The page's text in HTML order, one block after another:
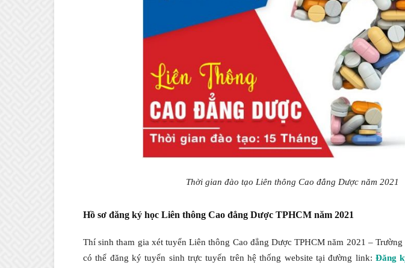
Thời gian đào tạo Liên thông Cao đẳng Dược năm 2021
Hồ sơ đăng ký học Liên thông Cao đẳng Dược TPHCM năm 2021
Thí sinh tham gia xét tuyển Liên thông Cao đẳng Dược TPHCM năm 2021 – Trường
có thể đăng ký tuyển sinh trực tuyến trên hệ thống website tại đường link: Đăng